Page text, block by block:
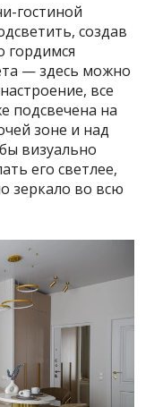
гостиной
создав
гордимся
— здесь можно
все
подсвечена на
зоне и над
визуально
его светлее,
зеркало во всю